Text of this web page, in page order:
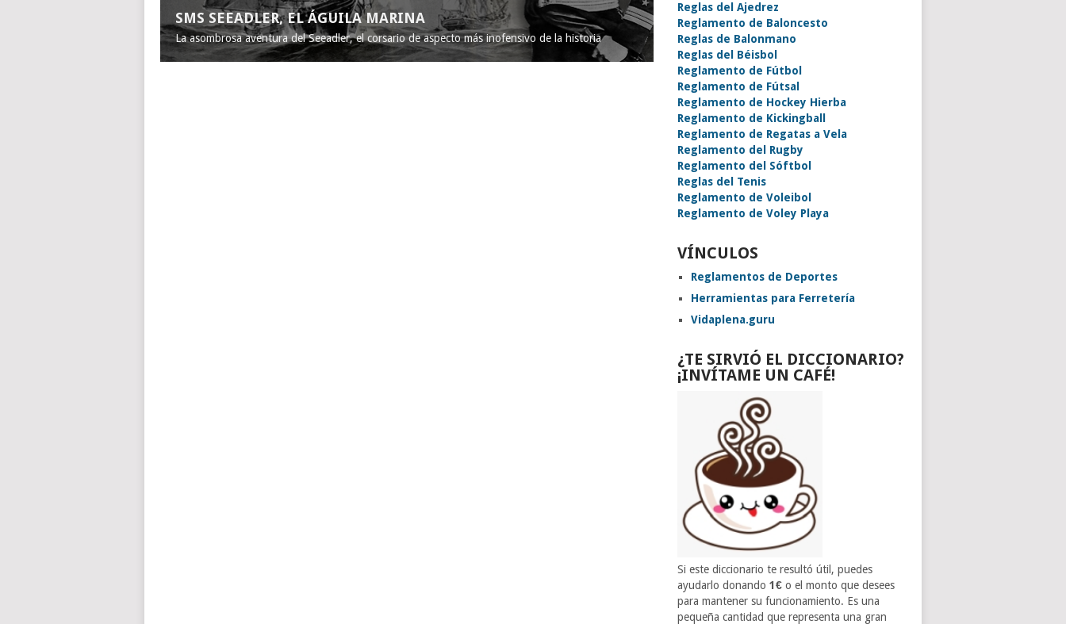
SMS SEEADLER, EL ÁGUILA MARINA
La asombrosa aventura del Seeadler, el corsario de aspecto más inofensivo de la historia
Reglas del Ajedrez
Reglamento de Baloncesto
Reglas de Balonmano
Reglas del Béisbol
Reglamento de Fútbol
Reglamento de Fútsal
Reglamento de Hockey Hierba
Reglamento de Kickingball
Reglamento de Regatas a Vela
Reglamento del Rugby
Reglamento del Sóftbol
Reglas del Tenis
Reglamento de Voleibol
Reglamento de Voley Playa
VÍNCULOS
Reglamentos de Deportes
Herramientas para Ferretería
Vidaplena.guru
¿TE SIRVIÓ EL DICCIONARIO?
¡INVÍTAME UN CAFÉ!
Si este diccionario te resultó útil, puedes
ayudarlo donando1€ o el monto que desees
para mantener su funcionamiento. Es una
pequeña cantidad que representa una gran